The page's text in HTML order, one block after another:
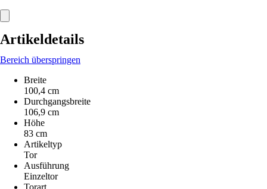
Artikeldetails
Bereich überspringen
Breite
100,4 cm
Durchgangsbreite
106,9 cm
Höhe
83 cm
Artikeltyp
Tor
Ausführung
Einzeltor
Torart